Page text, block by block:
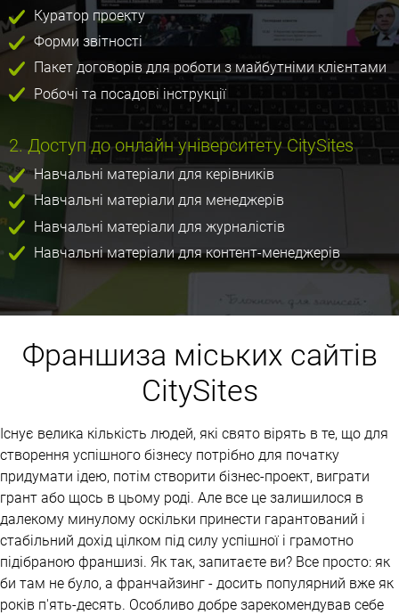
Куратор проекту
Форми звітності
Пакет договорів для роботи з майбутніми клієнтами
Робочі та посадові інструкції
2. Доступ до онлайн університету CitySites
Навчальні матеріали для керівників
Навчальні матеріали для менеджерів
Навчальні матеріали для журналістів
Навчальні матеріали для контент-менеджерів
Франшиза міських сайтів
CitySites
Існує велика кількість людей, які свято вірять в те, що для
створення успішного бізнесу потрібно для початку
придумати ідею, потім створити бізнес-проект, виграти
грант або щось в цьому роді. Але все це залишилося в
далекому минулому оскільки принести гарантований і
стабільний дохід цілком під силу успішної і грамотно
підібраною франшизі. Як так, запитаєте ви? Все просто: як
би там не було, а франчайзинг - досить популярний вже як
років п'ять-десять. Особливо добре зарекомендував себе